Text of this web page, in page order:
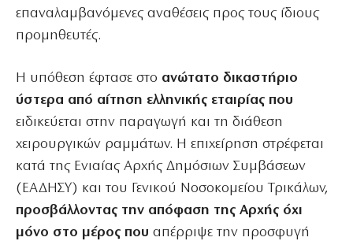
επαναλαμβανόμενες αναθέσεις προς τους ίδιους
προμηθευτές.
Η υπόθεση έφτασε στο ανώτατο δικαστήριο
ύστερα από αίτηση ελληνικής εταιρίας που
ειδικεύεται στην παραγωγή και τη διάθεση
χειρουργικών ραμμάτων. Η επιχείρηση στρέφεται
κατά της Ενιαίας Αρχής Δημόσιων Συμβάσεων
(ΕΑΔΗΣΥ) και του Γενικού Νοσοκομείου Τρικάλων,
προσβάλλοντας την απόφαση της Αρχής όχι
μόνο στο μέρος που απέρριψε την προσφυγή